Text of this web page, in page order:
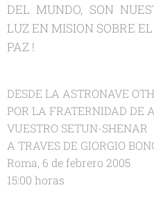
DEL MUNDO, SON
LUZ EN MISION SOBRE
PAZ !
DESDE LA ASTRONAVE
POR LA FRATERNIDAD DE
VUESTRO SETUN-SHENAR
A TRAVES DE GIORGIO
Roma, 6 de febrero 2005
15:00 horas